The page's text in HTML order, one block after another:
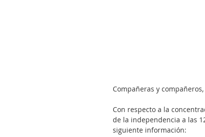
Compañeras y compañeros,
Con respecto a la
de la independencia a las
siguiente información: